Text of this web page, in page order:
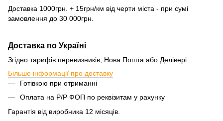
Доставка 1000грн. + 15грн/км від черти міста - при сумі
замовлення до 30 000грн.
Доставка по Україні
Згідно тарифів перевизників, Нова Пошта або Делівері
Більше інформації про доставку
Готівкою при отриманні
Оплата на Р/Р ФОП по реквізитам у рахунку
Гарантія від виробника 12 місяців.